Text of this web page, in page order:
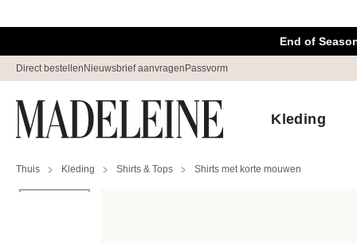
End of
Direct bestellen Nieuwsbrief aanvragen Passvorm
Kleding
Thuis Kleding Shirts & Tops Shirts met korte mouwen